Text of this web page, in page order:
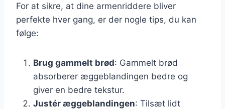
For at sikre, at dine armenriddere bliver
perfekte hver gang, er der nogle tips, du kan
følge:
Brug gammelt brød: Gammelt brød
absorberer æggeblandingen bedre og
giver en bedre tekstur.
Justér æggeblandingen: Tilsæt lidt